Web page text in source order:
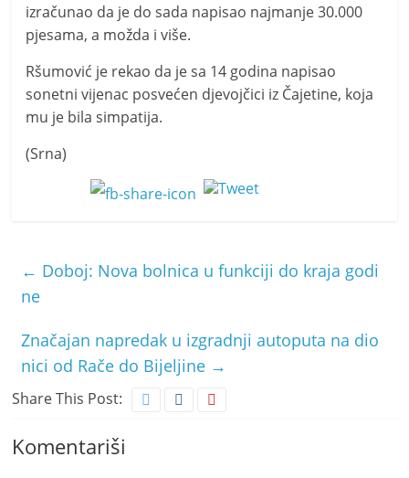
izračunao da je do sada napisao najmanje 30.000
pjesama, a možda i više.
Ršumović je rekao da je sa 14 godina napisao
sonetni vijenac posvećen djevojčici iz Čajetine, koja
mu je bila simpatija.
(Srna)
← Doboj: Nova bolnica u funkciji do kraja godi
ne
Značajan napredak u izgradnji autoputa na dio
nici od Rače do Bijeljine →
Share This Post:
Komentariši